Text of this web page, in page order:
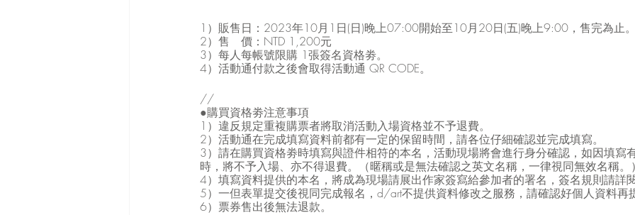
1）販售日：2023年10月1日(日)晚上07:00開始至10月20日(五)晚上9:00，售完為止
2）售　價：NTD 1,200元
3）每人每帳號限購 1張簽名資格劵。
4）活動通付款之後會取得活動通 QR CODE。
//
●購買資格劵注意事項
1）違反規定重複購票者將取消活動入場資格並不予退費。
2）活動通在完成填寫資料前都有一定的保留時間，請各位仔細確認並完成填寫。
3）請在購買資格劵時填寫與證件相符的本名，活動現場將會進行身分確認，如因填寫
時，將不予入場、亦不得退費。（暱稱或是無法確認之英文名稱，一律視同無效名稱。
4）填寫資料提供的本名，將成為現場請展出作家簽寫給參加者的署名，簽名規則請詳
5）一但表單提交後視同完成報名，d/art不提供資料修改之服務，請確認好個人資料再
6）票券售出後無法退款。